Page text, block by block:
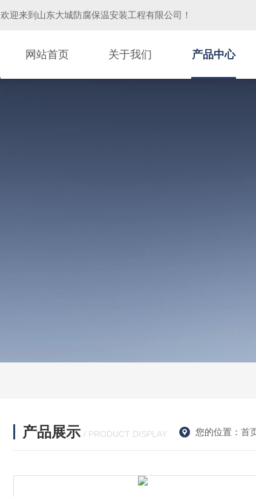
欢迎来到 山东大城防腐保温安装工程有限公司 ！
网站首页 关于我们 产品中心
产品展示 / PRODUCT DISPLAY 您的位置： 首